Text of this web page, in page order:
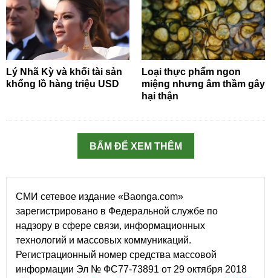
Lý Nhã Kỳ và khối tài sản
khổng lồ hàng triệu USD
Loại thực phẩm ngon
miệng nhưng âm thầm gây
hại thận
BẤM ĐỂ XEM THÊM
СМИ сетевое издание «Baonga.com»
зарегистрировано в Федеральной службе по
надзору в сфере связи, информационных
технологий и массовых коммуникаций.
Регистрационный номер средства массовой
информации Эл № ФС77-73891 от 29 октября 2018